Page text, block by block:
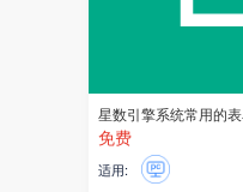
DeepSeek
AI
星数引擎系统常用的
免费
适用: